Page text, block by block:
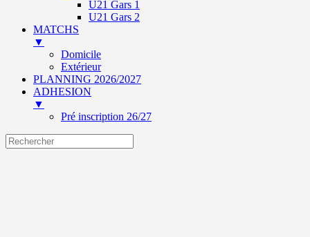
U21 Gars 1
U21 Gars 2
MATCHS
▼
Domicile
Extérieur
PLANNING 2026/2027
ADHESION
▼
Pré inscription 26/27